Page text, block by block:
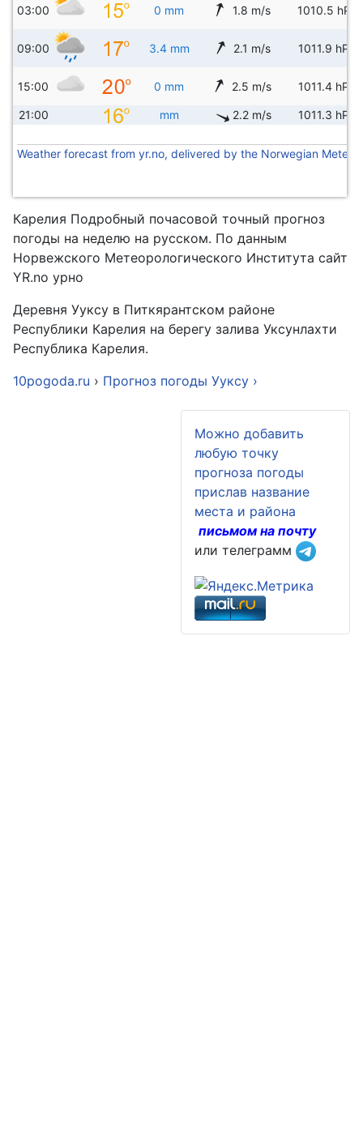
03:00 0 mm 1.8 m/s 1010.5 hPa
09:00 3.4 mm 2.1 m/s 1011.9 hPa
15:00 0 mm 2.5 m/s 1011.4 hPa
21:00 mm 2.2 m/s 1011.3 hPa
Weather forecast from yr.no, delivered by the Norwegian
Карелия Подробный почасовой точный прогноз
погоды на неделю на русском. По данным
Норвежского Метеорологического Института сайт
YR.no урно
Деревня Ууксу в Питкярантском районе
Республики Карелия на берегу залива Уксунлахти
Республика Карелия.
10pogoda.ru › Прогноз погоды Ууксу ›
Можно добавить
любую точку
прогноза погоды
прислав название
места и района
письмом на почту
или телеграмм